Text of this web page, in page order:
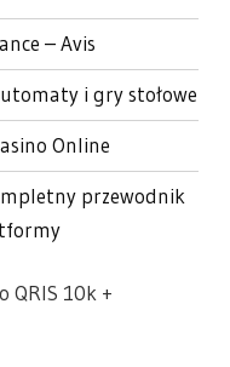
– Avis
i gry stołowe
Online
przewodnik
QRIS 10k +